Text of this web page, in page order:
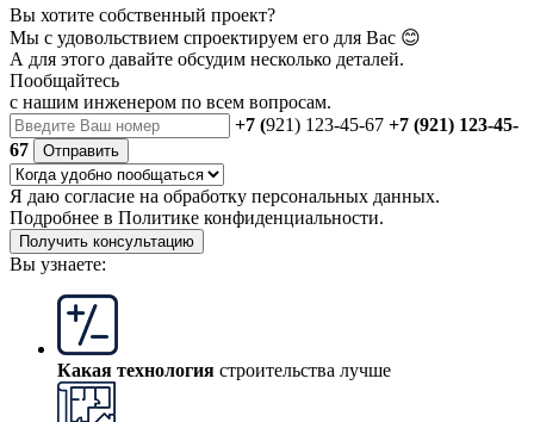
Вы хотите собственный проект?
Мы с удовольствием спроектируем его для Вас 😊
А для этого давайте обсудим несколько деталей.
Пообщайтесь
с нашим инженером по всем вопросам.
+7 (921) 123-45-67 +7 (921) 123-45-
67
Отправить
Я даю согласие на обработку персональных данных.
Подробнее в Политике конфиденциальности.
Получить консультацию
Вы узнаете:
Какая технология строительства лучше